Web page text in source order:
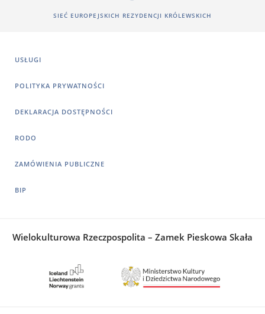
SIEĆ EUROPEJSKICH REZYDENCJI KRÓLEWSKICH
USŁUGI
POLITYKA PRYWATNOŚCI
DEKLARACJA DOSTĘPNOŚCI
RODO
ZAMÓWIENIA PUBLICZNE
BIP
Wielokulturowa Rzeczpospolita – Zamek Pieskowa Skała